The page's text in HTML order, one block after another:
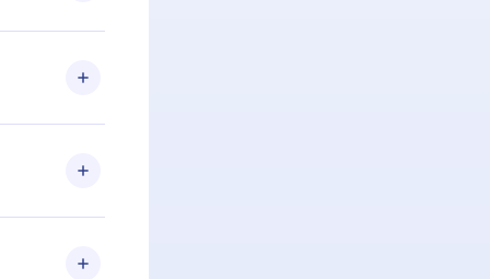
Por
el
de
más de
leer o
iOS,
momento